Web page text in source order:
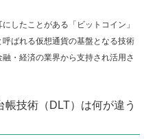
したことがある「ビットコイン」
ばれる仮想通貨の基盤となる技術
・経済の業界から支持され活用さ
技術（DLT）は何が違う